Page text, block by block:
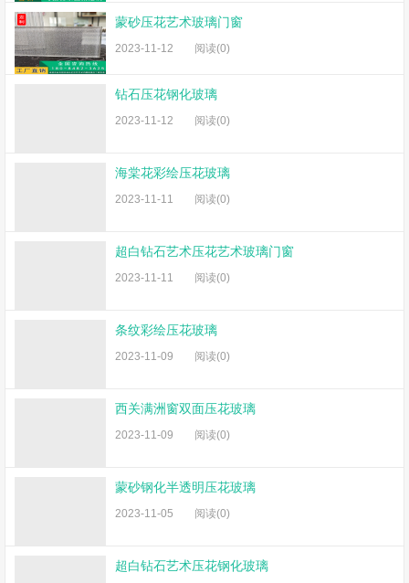
蒙砂压花艺术玻璃门窗
2023-11-12 阅读(0)
钻石压花钢化玻璃
2023-11-12 阅读(0)
海棠花彩绘压花玻璃
2023-11-11 阅读(0)
超白钻石艺术压花艺术玻璃门窗
2023-11-11 阅读(0)
条纹彩绘压花玻璃
2023-11-09 阅读(0)
西关满洲窗双面压花玻璃
2023-11-09 阅读(0)
蒙砂钢化半透明压花玻璃
2023-11-05 阅读(0)
超白钻石艺术压花钢化玻璃